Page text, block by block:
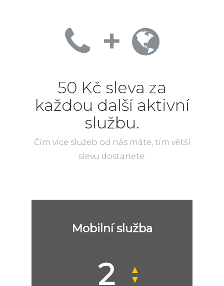
+
50 Kč sleva za
každou další aktivní
službu.
Čím více služeb od nás máte, tím větší
slevu dostanete.
Mobilní služba
▲
▼